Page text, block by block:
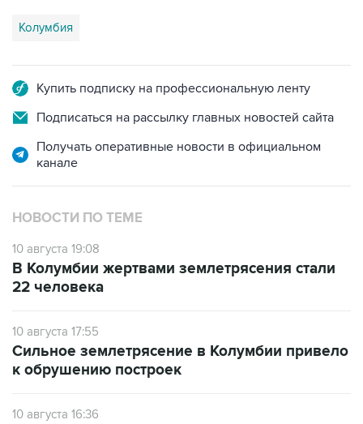
Колумбия
Купить подписку на профессиональную ленту
Подписаться на рассылку главных новостей сайта
Получать оперативные новости в официальном
канале
НОВОСТИ ПО ТЕМЕ
10 августа 19:08
В Колумбии жертвами землетрясения стали
22 человека
10 августа 17:55
Сильное землетрясение в Колумбии привело
к обрушению построек
10 августа 16:36